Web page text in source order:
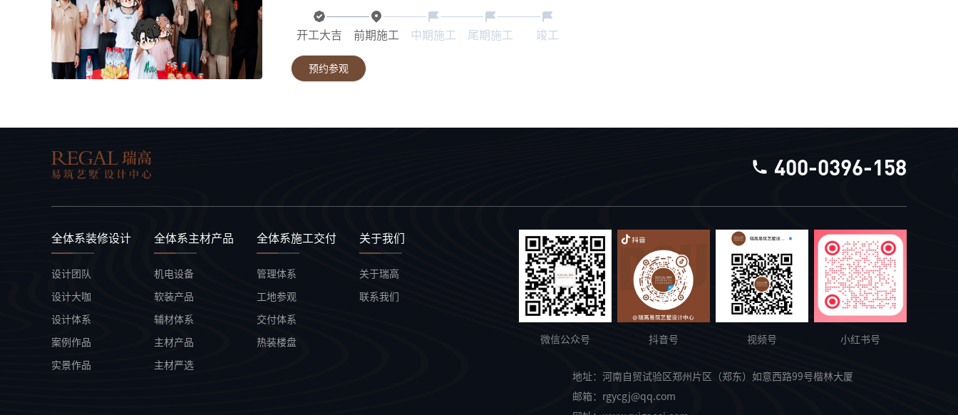
开工大吉 前期施工 中期施工 尾期施工 竣工
预约参观
400-0396-158
全体系装修设计
设计团队
设计大咖
设计体系
案例作品
实景作品
全体系主材产品
机电设备
软装产品
辅材体系
主材产品
主材严选
全体系施工交付
管理体系
工地参观
交付体系
热装楼盘
关于我们
关于瑞高
联系我们
微信公众号 抖音号 视频号 小红书号
地址： 河南自贸试验区郑州片区（郑东）如意西路99号楷林大厦
邮箱： rgycgj@qq.com